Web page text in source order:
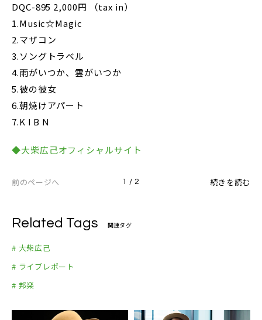
DQC-895 2,000円 （tax in）
1.Music☆Magic
2.マザコン
3.ソングトラベル
4.雨がいつか、雲がいつか
5.彼の彼女
6.朝焼けアパート
7.K I B N
◆大柴広己オフィシャルサイト
前のページへ 1 / 2 続きを読む
Related Tags 関連タグ
# 大柴広己
# ライブレポート
# 邦楽